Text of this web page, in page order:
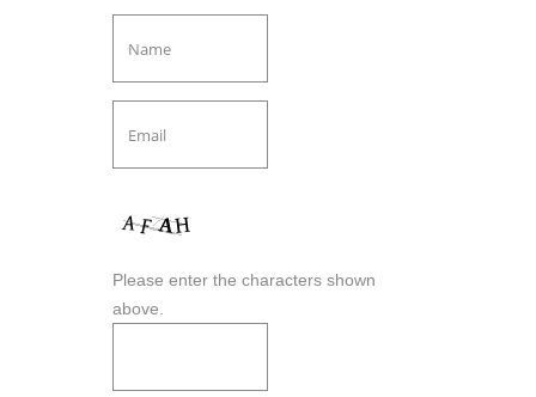
Please enter the characters shown
above.